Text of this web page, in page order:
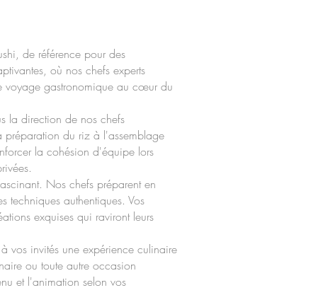
de référence pour des
où nos chefs experts
voyage gastronomique au cœur du
la direction de nos chefs
préparation du riz à l'assemblage
la cohésion d'équipe lors
Nos chefs préparent en
techniques authentiques. Vos
exquises qui raviront leurs
vos invités une expérience culinaire
ou toute autre occasion
et l'animation selon vos